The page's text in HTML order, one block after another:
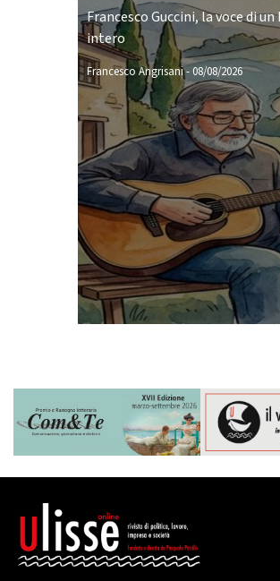
Francesco Guccini, la voce di un
intero
Francesco Angrisani-08/08/2026